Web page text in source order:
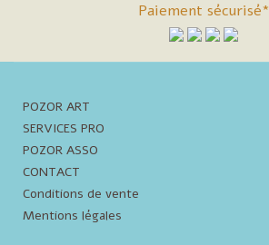
Paiement sécurisé*
POZOR ART
SERVICES PRO
POZOR ASSO
CONTACT
Conditions de vente
Mentions légales